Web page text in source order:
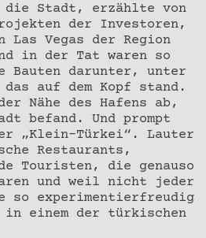
Stadt, erzählte von
der Investoren,
Las Vegas der Region
in der Tat waren so
Bauten darunter, unter
das auf dem Kopf stand.
Nähe des Hafens ab,
befand. Und prompt
„Klein-Türkei“. Lauter
Restaurants,
Touristen, die genauso
und weil nicht jeder
so experimentierfreudig
einem der türkischen